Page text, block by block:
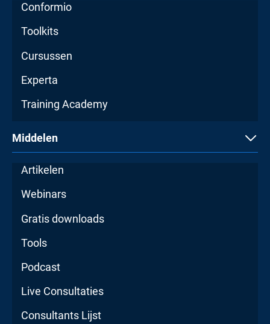
Conformio
Toolkits
Cursussen
Experta
Training Academy
Middelen
Artikelen
Webinars
Gratis downloads
Tools
Podcast
Live Consultaties
Consultants Lijst